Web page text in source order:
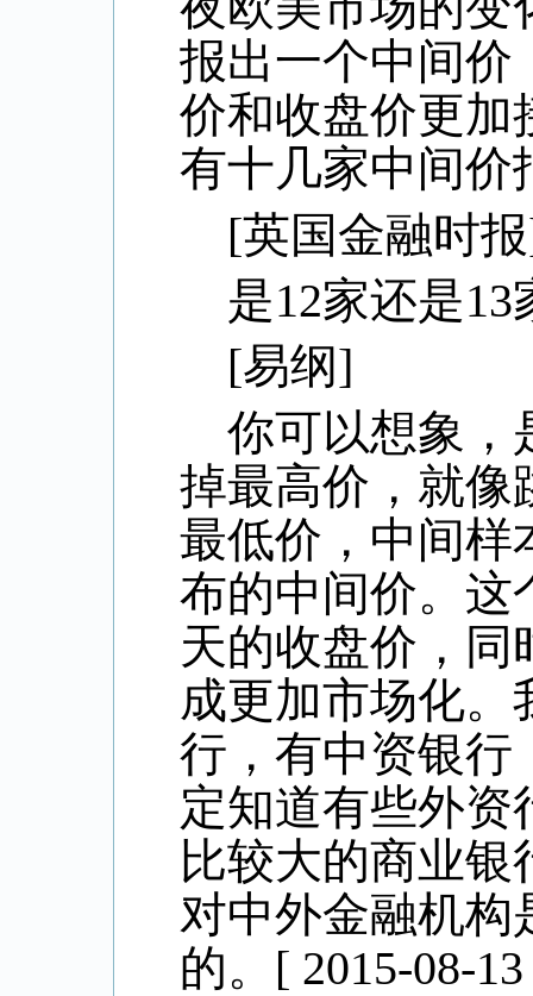
报出一个中间价
价和收盘价更加
有十几家中间价
[英国金融时报
是12家还是13
[易纲]
你可以想象，
掉最高价，就像
最低价，中间样
布的中间价。这
天的收盘价，
成更加市场化
行，有中资银行
定知道有些外
比较大的商业
对中外金融机构
的。 [ 2015-08-